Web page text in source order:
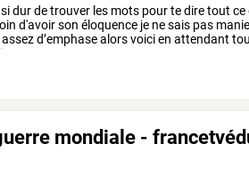
sidurdetrouver les mots pourtediretout ce
loin d'avoirson éloquence je nesais pas
assezd’emphasealorsvoicien attendant
mondiale -